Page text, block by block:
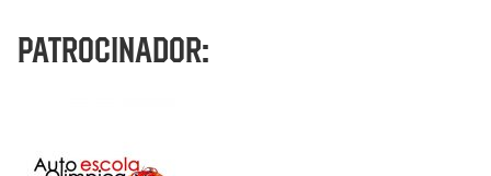
Patrocinador: